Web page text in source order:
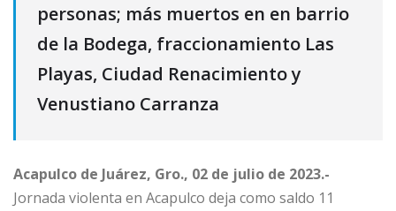
personas; más muertos en en barrio
de la Bodega, fraccionamiento Las
Playas, Ciudad Renacimiento y
Venustiano Carranza
Acapulco de Juárez, Gro., 02 de julio de 2023.-
Jornada violenta en Acapulco deja como saldo 11